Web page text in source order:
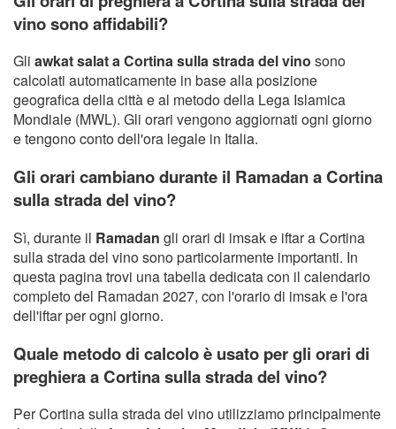
vino sono affidabili?
Gli awkat salat a Cortina sulla strada del vino sono
calcolati automaticamente in base alla posizione
geografica della città e al metodo della Lega Islamica
Mondiale (MWL). Gli orari vengono aggiornati ogni giorno
e tengono conto dell'ora legale in Italia.
Gli orari cambiano durante il Ramadan a Cortina
sulla strada del vino?
Sì, durante il Ramadan gli orari di imsak e iftar a Cortina
sulla strada del vino sono particolarmente importanti. In
questa pagina trovi una tabella dedicata con il calendario
completo del Ramadan 2027, con l'orario di imsak e l'ora
dell'iftar per ogni giorno.
Quale metodo di calcolo è usato per gli orari di
preghiera a Cortina sulla strada del vino?
Per Cortina sulla strada del vino utilizziamo principalmente